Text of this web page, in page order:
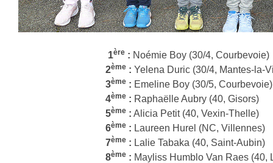
1ère : Noémie Boy (30/4, Courbevoie)
2ème : Yelena Duric (30/4, Mantes-la-
3ème : Emeline Boy (30/5, Courbevoie)
4ème : Raphaëlle Aubry (40, Gisors)
5ème : Alicia Petit (40, Vexin-Thelle)
6ème : Laureen Hurel (NC, Villennes)
7ème : Lalie Tabaka (40, Saint-Aubin)
8ème : Mayliss Humblo Van Raes (40,